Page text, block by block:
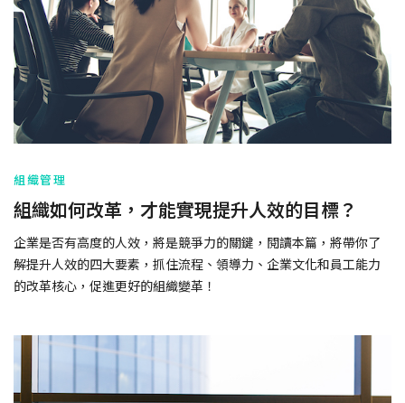
組織管理
組織如何改革，才能實現提升人效的目標？
企業是否有高度的人效，將是競爭力的關鍵，閱讀本篇，將帶你了
解提升人效的四大要素，抓住流程、領導力、企業文化和員工能力
的改革核心，促進更好的組織變革！